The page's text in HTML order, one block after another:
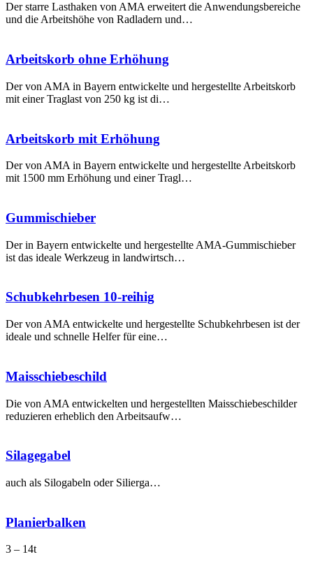
Der starre Lasthaken von AMA erweitert die Anwendungsbereiche
und die Arbeitshöhe von Radladern und…
Arbeitskorb ohne Erhöhung
Der von AMA in Bayern entwickelte und hergestellte Arbeitskorb
mit einer Traglast von 250 kg ist di…
Arbeitskorb mit Erhöhung
Der von AMA in Bayern entwickelte und hergestellte Arbeitskorb
mit 1500 mm Erhöhung und einer Tragl…
Gummi­schieber
Der in Bayern entwickelte und hergestellte AMA-Gummischieber
ist das ideale Werkzeug in landwirtsch…
Schubkehr­besen 10-reihig
Der von AMA entwickelte und hergestellte Schubkehrbesen ist der
ideale und schnelle Helfer für eine…
Maisschiebe­schild
Die von AMA entwickelten und hergestellten Maisschiebeschilder
reduzieren erheblich den Arbeitsaufw…
Silagegabel
auch als Silogabeln oder Silierga…
Planierbalken
3 – 14t